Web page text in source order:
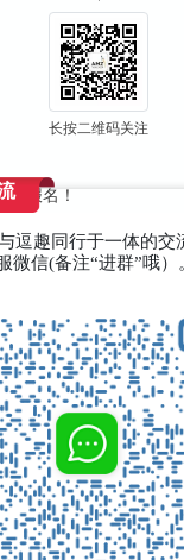
长按二维码关注
线报名！
逗趣同行于一体的交
微信(备注“进群”哦）